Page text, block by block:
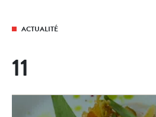
ACTUALITÉ
11